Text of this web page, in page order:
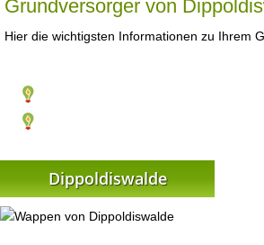
Grundversorger von
Hier die wichtigsten Informationen zu Ihrem
Dippoldiswalde